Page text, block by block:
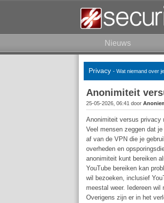
Nieuws
Privacy - Wat niemand over
Anonimiteit
25-05-2026, 06:41 door
Anonimiteit versus privacy
Veel mensen zeggen dat
af van de VPN die je
overheden en
anonimiteit kunt bereiken
YouTube bereiken kan
wil bezoeken, inclusief
meestal weer. Iedereen
Overigens zijn er in het